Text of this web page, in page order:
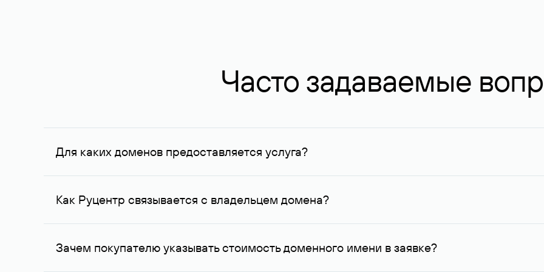
Часто задаваемые
Для каких доменов предоставляется услуга?
Услуга доступна для доменов, зарегистрированных в Руцентре и у других регистраторов. Для доменов,
Как Руцентр связывается с владельцем домена?
Для связи с владельцем домена используются его контактные данные, доступные Руцентру.
Зачем покупателю указывать стоимость доменного имени в заявке?